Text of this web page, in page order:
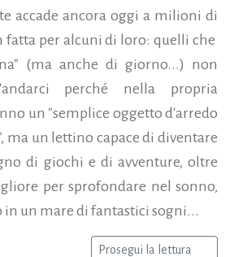
accade ancora oggi a milioni di
fatta per alcuni di loro: quelli che
(ma anche di giorno...) non
perché nella propria
un "semplice oggetto d'arredo
ma un lettino capace di diventare
di giochi e di avventure, oltre
per sprofondare nel sonno,
un mare di fantastici sogni...
Prosegui la lettura